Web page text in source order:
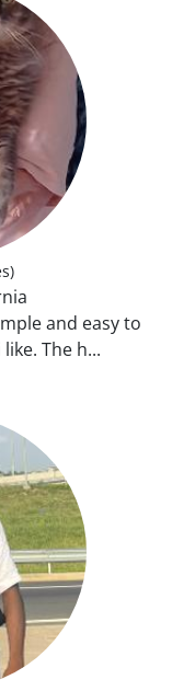
and easy to
The h...